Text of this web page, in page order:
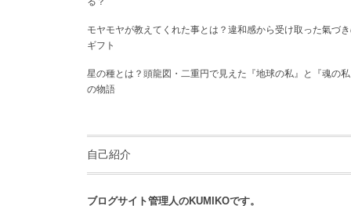
モヤモヤが教えてくれた事とは？違和感から受け取った氣づ
ギフト
星の種とは？頭龍図・二重円で見えた『地球の私』と『魂の私
の物語
自己紹介
ブログサイト管理人のKUMIKOです。